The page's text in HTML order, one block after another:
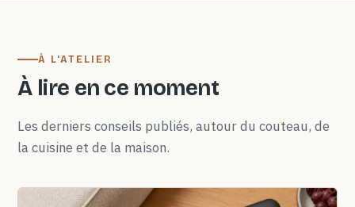
À L'ATELIER
À lire en ce moment
Les derniers conseils publiés, autour du couteau, de
la cuisine et de la maison.